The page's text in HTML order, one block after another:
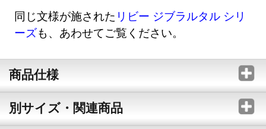
同じ文様が施された リビー ジブラルタル シリ
ーズも、あわせてご覧ください。
商品仕様
別サイズ・関連商品